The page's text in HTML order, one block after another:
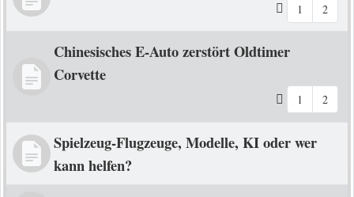
1 2
Chinesisches E-Auto zerstört Oldtimer
Corvette
1 2
Spielzeug-Flugzeuge, Modelle, KI oder wer
kann helfen?